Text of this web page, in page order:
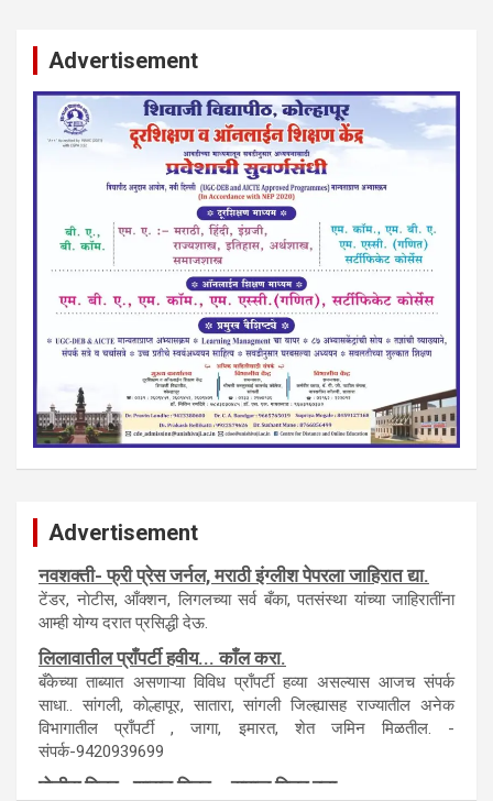
Advertisement
Advertisement
नवशक्ती- फ्री प्रेस जर्नल, मराठी इंग्लीश पेपरला जाहिरात द्या.
टेंडर, नाेटीस, आँक्शन, लिगलच्या सर्व बँका, पतसंस्था यांच्या जाहिरातींना
आम्ही याेग्य दरात प्रसिद्धी देऊ.
लिलावातील प्राँपर्टी हवीय... काँल करा.
बँकेच्या ताब्यात असणाऱ्या विविध प्राँपर्टी हव्या असल्यास आजच संपर्क
साधा.. सांगली, काेल्हापूर, सातारा, सांगली जिल्ह्यासह राज्यातील अनेक
विभागातील प्राँपर्टी , जागा, इमारत, शेत जमिन मिळतील. -
संपर्क-9420939699